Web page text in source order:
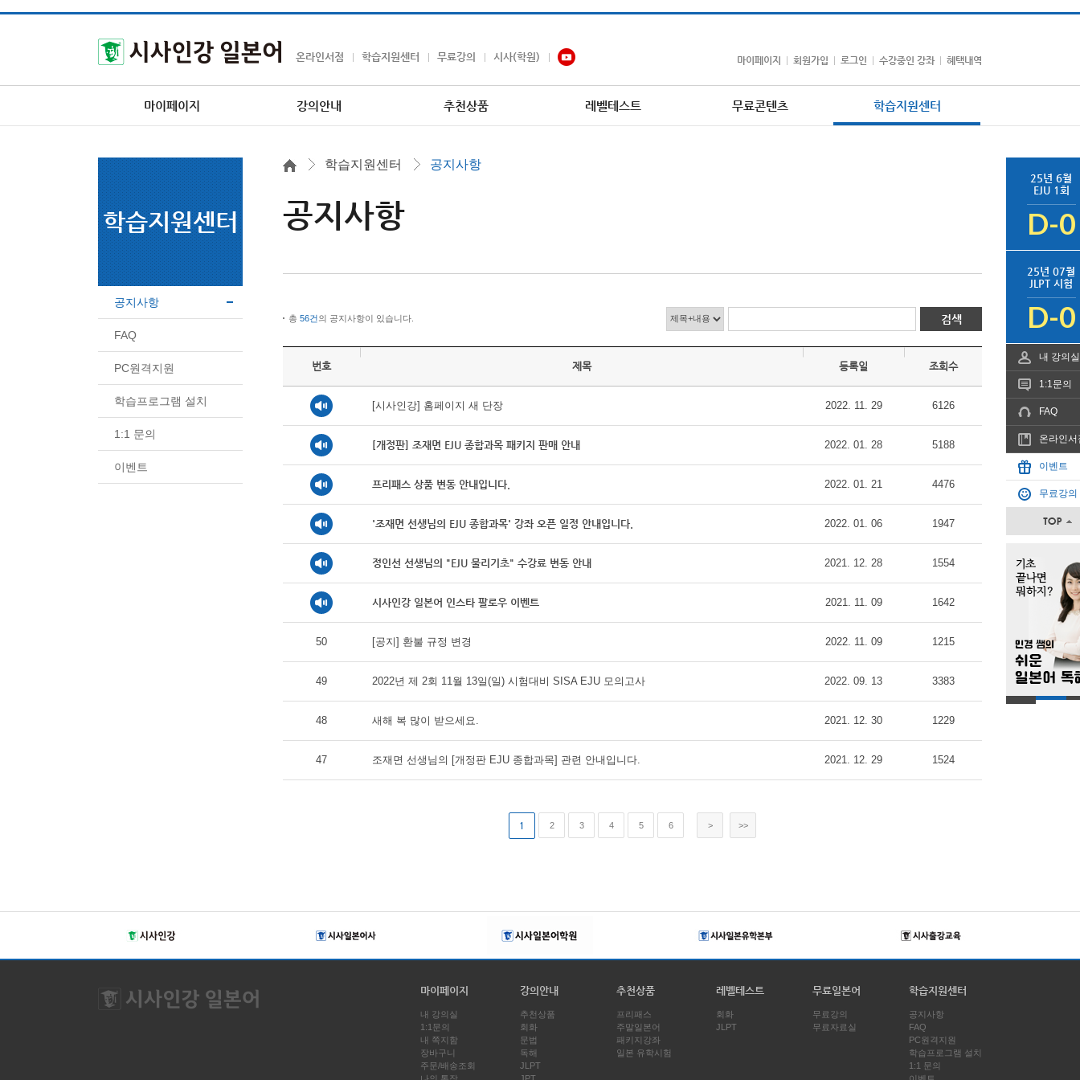
온라인서점 학습지원센터 무료강의 시사(학원) 마이페이지 회원가입 로그인 수강중인 강좌 혜택내역
마이페이지 강의안내 추천상품 레벨테스트 무료콘텐츠 학습지원센터
25년 6월
EJU 1회
D-0
25년 07월
JLPT 시험
D-0
내 강의실
1:1문의
FAQ
온라인서
이벤트
무료강의
학습지원센터
공지사항
FAQ
PC원격지원
학습프로그램 설치
1:1 문의
이벤트
학습지원센터 공지사항
공지사항
총 56건의 공지사항이 있습니다.
번호 제목 등록일 조회수
[시사인강] 홈페이지 새 단장 2022. 11. 29 6126
[개정판] 조재면 EJU 종합과목 패키지 판매 안내 2022. 01. 28 5188
프리패스 상품 변동 안내입니다. 2022. 01. 21 4476
'조재면 선생님의 EJU 종합과목' 강좌 오픈 일정 안내입니다. 2022. 01. 06 1947
정인선 선생님의 "EJU 물리기초" 수강료 변동 안내 2021. 12. 28 1554
시사인강 일본어 인스타 팔로우 이벤트 2021. 11. 09 1642
50 [공지] 환불 규정 변경 2022. 11. 09 1215
49 2022년 제 2회 11월 13일(일) 시험대비 SISA EJU 모의고사 2022. 09. 13 3383
48 새해 복 많이 받으세요. 2021. 12. 30 1229
47 조재면 선생님의 [개정판 EJU 종합과목] 관련 안내입니다. 2021. 12. 29 1524
1 2 3 4 5 6 > >>
마이페이지
내 강의실
1:1문의
내 쪽지함
장바구니
주문/배송조회
강의안내
추천상품
회화
문법
독해
JLPT
추천상품
프리패스
주말일본어
패키지강좌
일본 유학시험
레벨테스트
회화
JLPT
무료일본어
무료강의
무료자료실
학습지원센터
공지사항
FAQ
PC원격지원
학습프로그램 설치
1:1 문의